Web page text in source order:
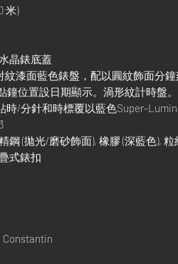
米)
晶錶底蓋
紋漆面藍色錶盤，配以圓紋飾面分
鐘位置設日期顯示。渦形紋計時盤
時/分針和時標覆以藍色Super-
鋼 (拋光/磨砂飾面), 橡膠 (深藍色), 粒
式錶扣
Constantin